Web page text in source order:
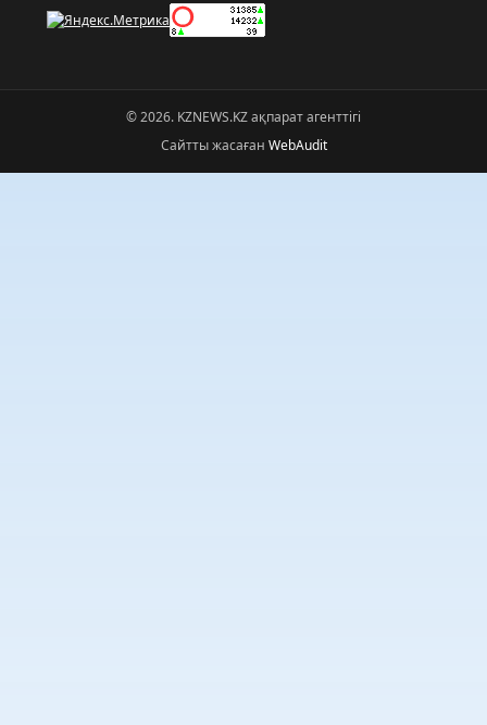
© 2026. KZNEWS.KZ ақпарат агенттігі
Сайтты жасаған WebAudit